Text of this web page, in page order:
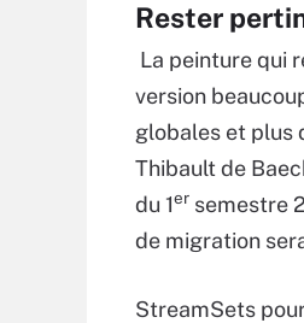
Rester
La peinture qui
version
globales et plus
Thibault de
du 1er semestre
de migration
StreamSets